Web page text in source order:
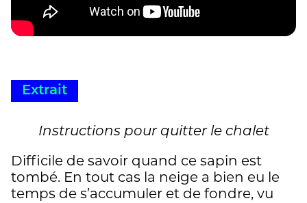
Extrait
Instructions pour quitter le chalet
Difficile de savoir quand ce sapin est
tombé. En tout cas la neige a bien eu le
temps de s’accumuler et de fondre, vu